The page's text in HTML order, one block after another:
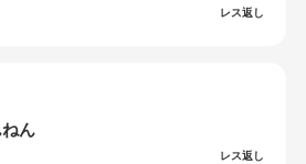
レス返し
ん
レス返し